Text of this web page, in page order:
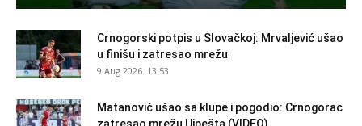
Crnogorski potpis u Slovačkoj: Mrvaljević ušao
u finišu i zatresao mrežu
9 Aug 2026. 13:53
Matanović ušao sa klupe i pogodio: Crnogorac